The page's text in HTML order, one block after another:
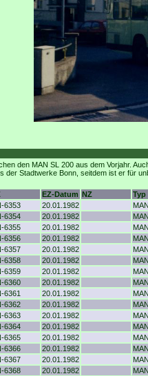
den MAN SL 200 aus dem Vorjahr.
der Stadtwerke Bonn, seitdem ist er für
EZ-Datum NZ Typ
6353 20.01.1982
6354 20.01.1982
6355 20.01.1982
6356 20.01.1982
6357 20.01.1982
6358 20.01.1982
6359 20.01.1982
6360 20.01.1982
6361 20.01.1982
6362 20.01.1982
6363 20.01.1982
6364 20.01.1982
6365 20.01.1982
6366 20.01.1982
6367 20.01.1982
6368 20.01.1982